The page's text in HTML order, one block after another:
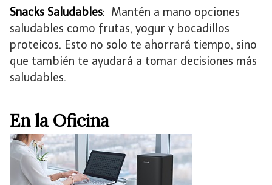
Snacks Saludables: Mantén a mano opciones
saludables como frutas, yogur y bocadillos
proteicos. Esto no solo te ahorrará tiempo, sino
que también te ayudará a tomar decisiones más
saludables.
En la Oficina